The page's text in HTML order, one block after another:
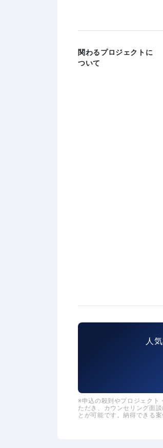
関わるプロジェクトに
ついて
人
申込の殺到やプロジェクト
ただき、カウンセリング面
とが可能です。納得できる